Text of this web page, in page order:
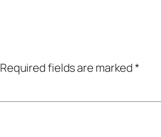
Required fields are marked*